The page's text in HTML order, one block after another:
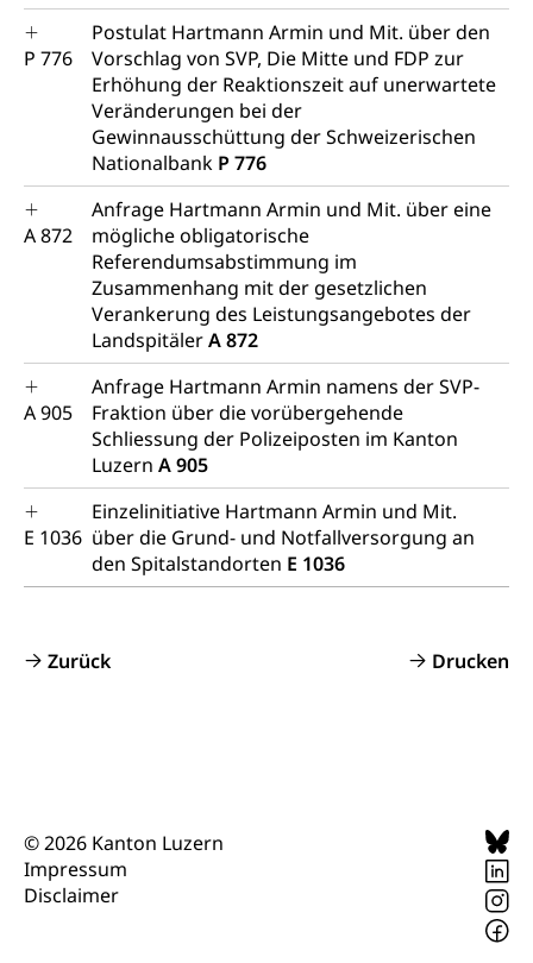
P 776
Postulat Hartmann Armin und Mit. über den
Vorschlag von SVP, Die Mitte und FDP zur
Erhöhung der Reaktionszeit auf unerwartete
Veränderungen bei der
Gewinnausschüttung der Schweizerischen
Nationalbank P 776
A 872
Anfrage Hartmann Armin und Mit. über eine
mögliche obligatorische
Referendumsabstimmung im
Zusammenhang mit der gesetzlichen
Verankerung des Leistungsangebotes der
LandspitälerA 872
A 905
Anfrage Hartmann Armin namens der SVP-
Fraktion über die vorübergehende
Schliessung der Polizeiposten im Kanton
Luzern A 905
E 1036
Einzelinitiative Hartmann Armin und Mit.
über die Grund- und Notfallversorgung an
den Spitalstandorten E 1036
Zurück Drucken
© 2026 Kanton Luzern
Impressum
Disclaimer